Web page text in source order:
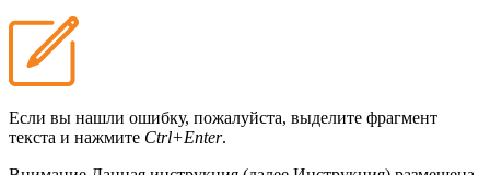
Если вы нашли ошибку, пожалуйста, выделите фрагмент
текста и нажмите Ctrl+Enter.